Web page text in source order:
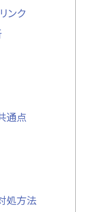
ンク
通点
処方法